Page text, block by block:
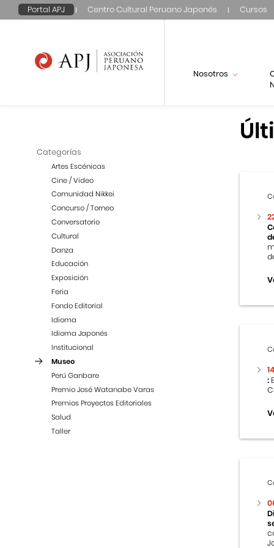
Portal APJ Centro Cultural Peruano Japonés Cursos
Nosotros
Categorías
Artes Escénicas
Cine / Video
Comunidad Nikkei
Concurso / Torneo
Conversatorio
Cultural
Danza
Educación
Exposición
Feria
Fondo Editorial
Idioma
Idioma Japonés
Institucional
Museo
Perú Ganbare
Premio José Watanabe Varas
Premios Proyectos Editoriales
Salud
Taller
: